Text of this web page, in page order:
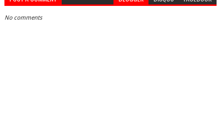
No comments